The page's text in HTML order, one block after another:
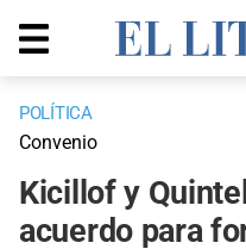
POLÍTICA
Convenio
Kicillof y
acuerdo para